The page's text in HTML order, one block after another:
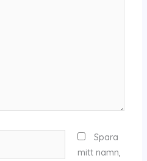
Spara
mitt namn,